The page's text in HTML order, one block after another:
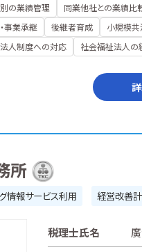
の業績管理
同業他社との業績比
事業承継
後継者育成 小規模共
人制度への対応
社会福祉法人の
所
情報サービス利用 経営改善
税理士氏名